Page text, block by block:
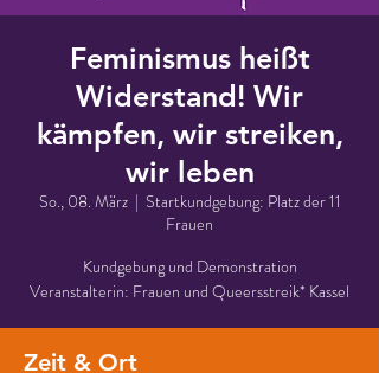
Feminismus heißt
Widerstand! Wir
kämpfen, wir streiken,
wir leben
So., 08. März
  |
Startkundgebung: Platz der 11
Frauen
Kundgebung und Demonstration
Veranstalterin: Frauen und Queersstreik* Kassel
Zeit & Ort